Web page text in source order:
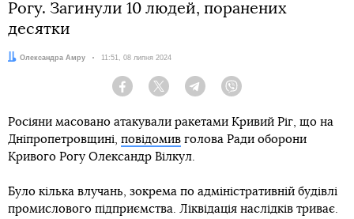
Рогу. Загинули 10 людей, поранених
десятки
Автор:
Олександра Амру Дата:
11:51, 08 липня 2024
Facebook Twitter Telegram
Росіяни масовано атакували ракетами Кривий Ріг, що на
Дніпропетровщині, повідомив голова Ради оборони
Кривого Рогу Олександр Вілкул.
Було кілька влучань, зокрема по адміністративній будівлі
промислового підприємства. Ліквідація наслідків триває.